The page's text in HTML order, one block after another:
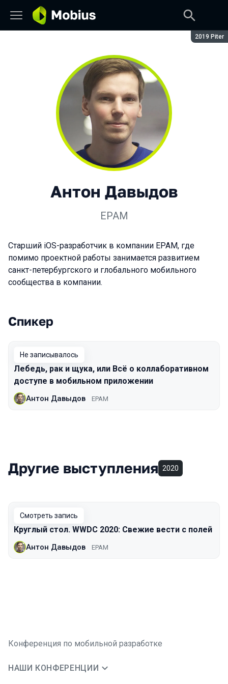
Сезон:
2019 Piter
Антон Давыдов
EPAM
Старший iOS-разработчик в компании EPAM, где
помимо проектной работы занимается развитием
санкт-петербургского и глобального мобильного
сообщества в компании.
Выступления в сезоне 2019 Piter
Спикер
Не записывалось
Лебедь, рак и щука, или Всё о коллаборативном
доступе в мобильном приложении
Антон Давыдов EPAM
Другие выступления 2020
Смотреть запись
Круглый стол. WWDC 2020: Свежие вести с полей
Антон Давыдов EPAM
Конференция по мобильной разработке
НАШИ КОНФЕРЕНЦИИ